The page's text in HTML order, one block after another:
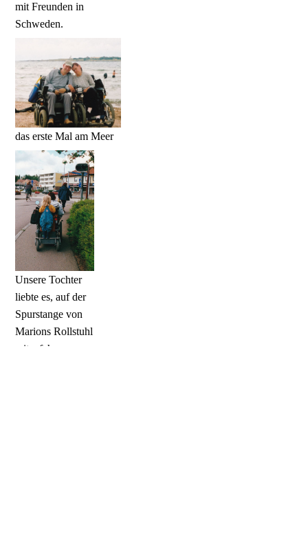
mit Freunden in
Schweden.
das erste Mal am Meer
Unsere Tochter
liebte es, auf der
Spurstange von
Marions Rollstuhl
mitzufahren.